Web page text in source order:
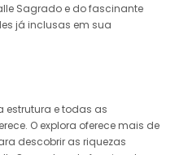
Sagrado e do fascinante
já inclusas em sua
estrutura e todas as
O explora oferece mais de
descobrir as riquezas